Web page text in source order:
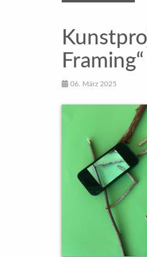
06. März 2025